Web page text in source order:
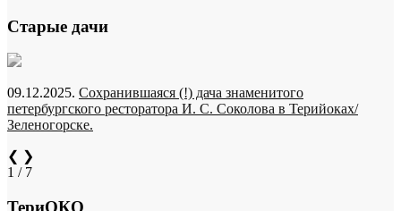
Старые дачи
09.12.2025. Сохранившаяся (!) дача знаменитого
петербургского ресторатора И. С. Соколова в Терийоках/
Зеленогорске.
❮ ❯
1 / 7
ТериОКО